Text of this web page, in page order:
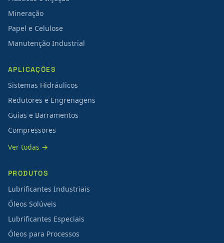
Mineração
Papel e Celulose
Manutenção Industrial
APLICAÇÕES
Sistemas Hidráulicos
Redutores e Engrenagens
Guias e Barramentos
Compressores
Ver todas →
PRODUTOS
Lubrificantes Industriais
Óleos Solúveis
Lubrificantes Especiais
Óleos para Processos